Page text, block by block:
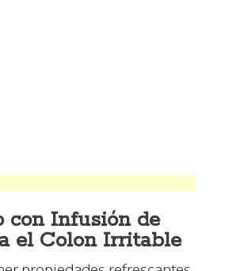
con Infusión de
el Colon Irritable